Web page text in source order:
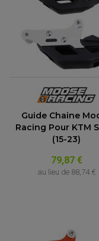
PARTIE
LEVIER DE
ROTULE DE
Guide Chaine
Racing Pour KTM
(15-23)
79,87 €
au lieu de 88,74 €